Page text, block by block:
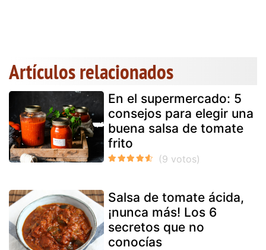
Artículos relacionados
En el supermercado: 5
consejos para elegir una
buena salsa de tomate
frito
Salsa de tomate ácida,
¡nunca más! Los 6
secretos que no
conocías